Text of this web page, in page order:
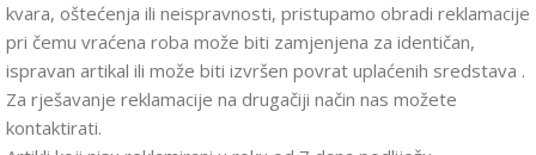
kvara, oštećenja ili neispravnosti, pristupamo obradi reklamacije
pri čemu vraćena roba može biti zamjenjena za identičan,
ispravan artikal ili može biti izvršen povrat uplaćenih sredstava .
Za rješavanje reklamacije na drugačiji način nas možete
kontaktirati.